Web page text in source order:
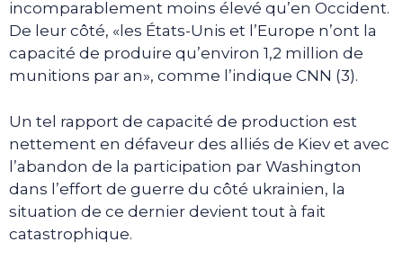
incomparablement moins élevé qu’en Occident.
De leur côté, «les États-Unis et l’Europe n’ont la
capacité de produire qu’environ 1,2 million de
munitions par an», comme l’indique CNN (3).
Un tel rapport de capacité de production est
nettement en défaveur des alliés de Kiev et avec
l’abandon de la participation par Washington
dans l’effort de guerre du côté ukrainien, la
situation de ce dernier devient tout à fait
catastrophique.